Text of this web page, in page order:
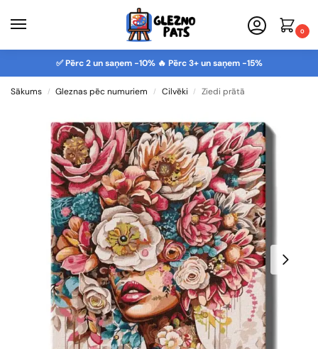
0
✅ Pērc 2 un saņem -10% 🔥 Pērc 3+ un saņem -15%
Sākums / Gleznas pēc numuriem / Cilvēki / Ziedi prātā